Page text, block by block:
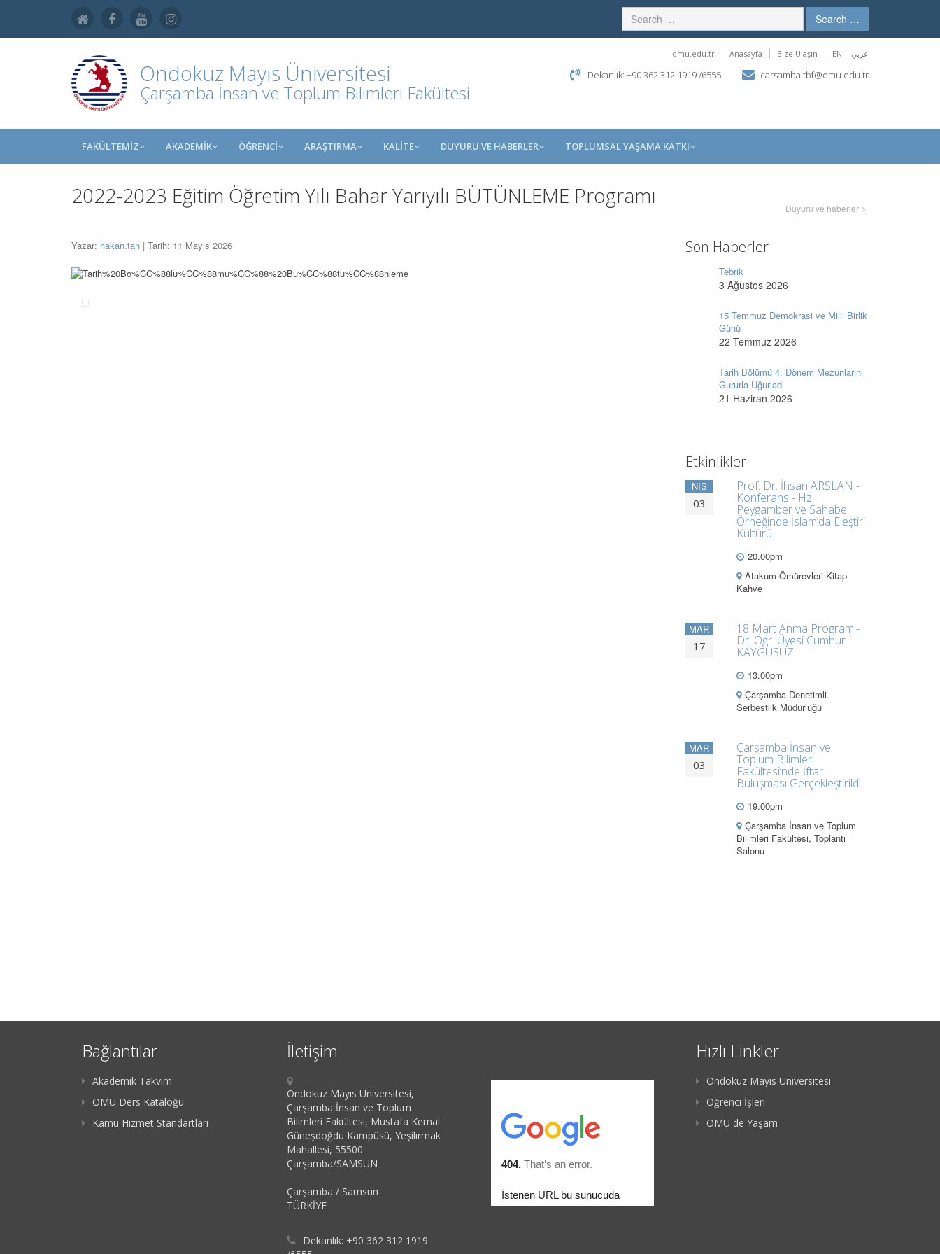
Search …
Ondokuz Mayıs Üniversitesi
Çarşamba İnsan ve Toplum Bilimleri Fakültesi
omu.edu.tr Anasayfa Bize Ulaşın EN عربي
Dekanlık: +90 362 312 1919 /6555 carsambaitbf@omu.edu.tr
FAKÜLTEMİZ AKADEMİK ÖĞRENCİ ARAŞTIRMA KALİTE DUYURU VE HABERLER TOPLUMSAL YAŞAMA KATKI
2022-2023 Eğitim Öğretim Yılı Bahar Yarıyılı BÜTÜNLEME Programı Duyuru ve haberler
Yazar: hakan.tan | Tarih: 11 Mayıs 2026 Son Haberler
Tebrik
3 Ağustos 2026
15 Temmuz Demokrasi ve Milli Birlik
Günü
22 Temmuz 2026
Tarih Bölümü 4. Dönem Mezunlarını
Gururla Uğurladı
21 Haziran 2026
Etkinlikler
NIS
03
Prof. Dr. İhsan ARSLAN -
Konferans - Hz.
Peygamber ve Sahabe
Örneğinde İslam’da Eleştiri
Kültürü
20.00pm
Atakum Ömürevleri Kitap
Kahve
MAR
17
18 Mart Anma Programı-
Dr. Öğr. Üyesi Cumhur
KAYGUSUZ
13.00pm
Çarşamba Denetimli
Serbestlik Müdürlüğü
MAR
03
Çarşamba İnsan ve
Toplum Bilimleri
Fakültesi’nde İftar
Buluşması Gerçekleştirildi
19.00pm
Çarşamba İnsan ve Toplum
Bilimleri Fakültesi, Toplantı
Salonu
Bağlantılar
Akademik Takvim
OMÜ Ders Kataloğu
Kamu Hizmet Standartları
İletişim
Ondokuz Mayıs Üniversitesi,
Çarşamba İnsan ve Toplum
Bilimleri Fakültesi, Mustafa Kemal
Güneşdoğdu Kampüsü, Yeşilırmak
Mahallesi, 55500
Çarşamba/SAMSUN
Çarşamba / Samsun
TÜRKİYE
Dekanlık: +90 362 312 1919
Hızlı Linkler
Ondokuz Mayıs Üniversitesi
Öğrenci İşleri
OMÜ de Yaşam